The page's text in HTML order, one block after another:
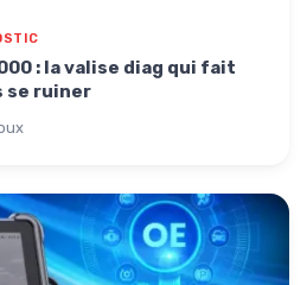
: la valise diag qui fait
se ruiner